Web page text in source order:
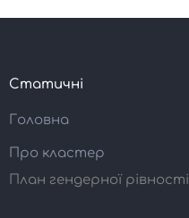
Статичні
Головна
Про кластер
План гендерної рівності